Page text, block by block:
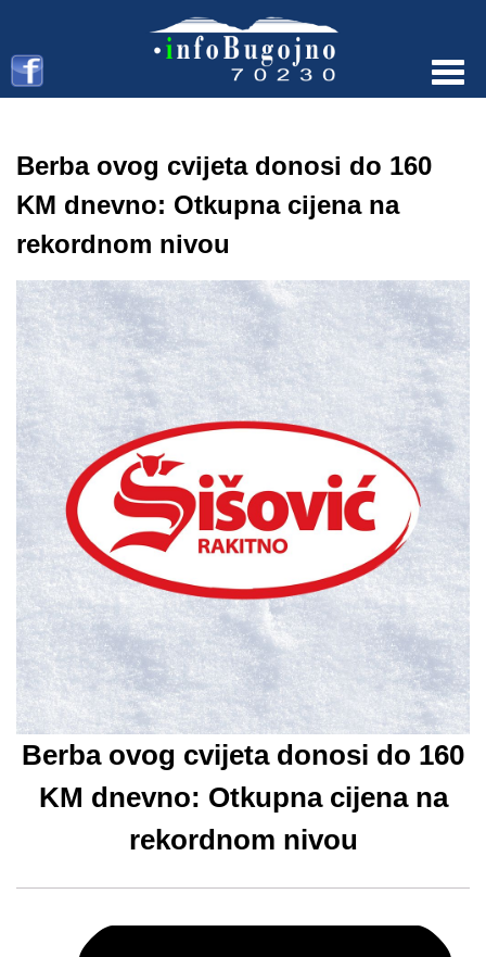
Berba ovog cvijeta donosi do 160
KM dnevno: Otkupna cijena na
rekordnom nivou
Berba ovog cvijeta donosi do 160
KM dnevno: Otkupna cijena na
rekordnom nivou